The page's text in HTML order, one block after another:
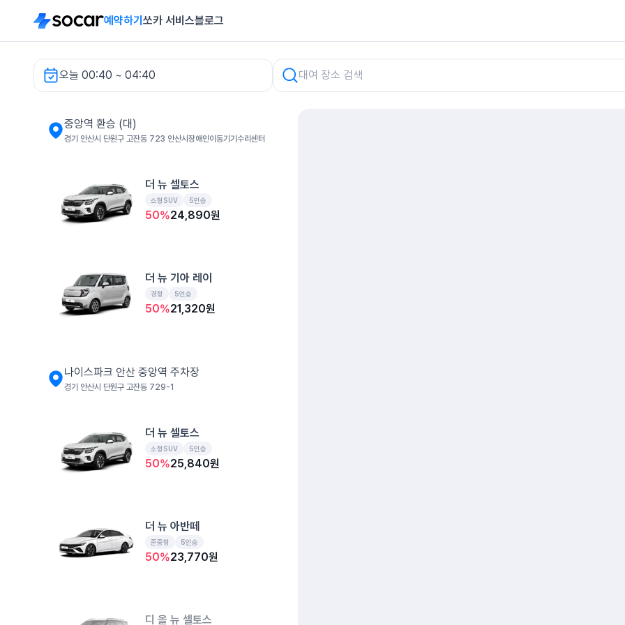
예약하기 쏘카 서비스블로그
오늘 00:40 ~ 04:40
중앙역 환승 (대) 렌터카
중앙역 환승 (대)
경기 안산시 단원구 고잔동 723 안산시장애인이동기기수리센터
더 뉴 셀토스
소형SUV 5인승
50%24,890원
더 뉴 기아 레이
경형 5인승
50%21,320원
나이스파크 안산 중앙역 주차장
경기 안산시 단원구 고잔동 729-1
더 뉴 셀토스
소형SUV 5인승
50%25,840원
더 뉴 아반떼
준중형 5인승
50%23,770원
디 올 뉴 셀토스